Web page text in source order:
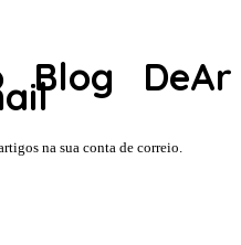
Blog DeAr
na sua conta de correio.